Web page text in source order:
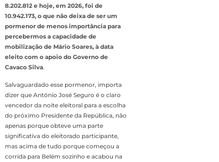
8.202.812 e hoje, em 2026, foi de
10.942.173, o que não deixa de ser um
pormenor de menos importância para
percebermos a capacidade de
mobilização de Mário Soares, à data
eleito com o apoio do Governo de
Cavaco Silva.
Salvaguardado esse pormenor, importa
dizer que António José Seguro é o claro
vencedor da noite eleitoral para a escolha
do próximo Presidente da República, não
apenas porque obteve uma parte
significativa do eleitorado participante,
mas acima de tudo porque começou a
corrida para Belém sozinho e acabou na